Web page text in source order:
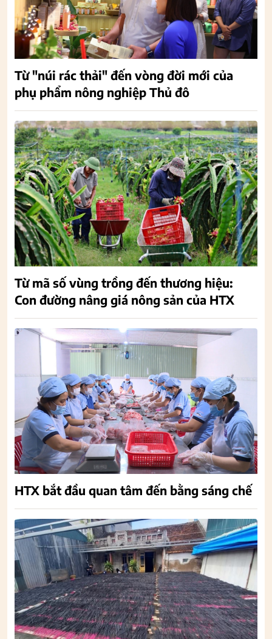
Từ "núi rác thải" đến vòng đời mới của
phụ phẩm nông nghiệp Thủ đô
Từ mã số vùng trồng đến thương hiệu:
Con đường nâng giá nông sản của HTX
HTX bắt đầu quan tâm đến bằng sáng chế